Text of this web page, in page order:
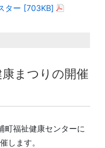
ター [703KB]
まつりの開催
町福祉健康センターに
します。